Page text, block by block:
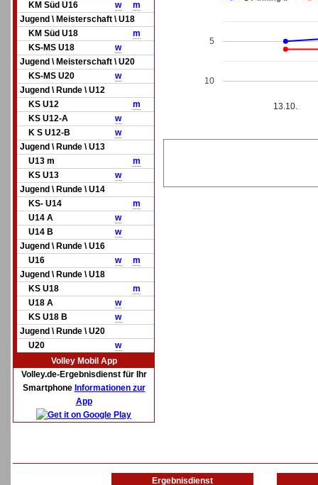
KM Süd U16
w
m
Jugend \ Meisterschaft \ U18
KM Süd U18
m
KS-MS U18
w
Jugend \ Meisterschaft \ U20
KS-MS U20
w
Jugend \ Runde \ U12
KS U12
m
KS U12-A
w
K S U12-B
w
Jugend \ Runde \ U13
U13 m
m
KS U13
w
Jugend \ Runde \ U14
KS- U14
m
U14 A
w
U14 B
w
Jugend \ Runde \ U16
U16
w
m
Jugend \ Runde \ U18
KS U18
m
U18 A
w
KS U18 B
w
Jugend \ Runde \ U20
U20
w
Volley Mobil App
Volley.de-Ergebnisdienst für Ihr
Smartphone Informationen zur
App
13.10.
5
10
Ergebnisdienst